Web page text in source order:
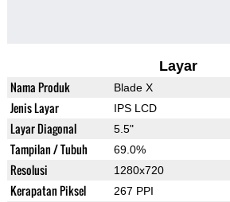
Layar
Nama Produk Blade X
Jenis Layar IPS LCD
Layar Diagonal 5.5"
Tampilan / Tubuh 69.0%
Resolusi 1280x720
Kerapatan Piksel 267 PPI